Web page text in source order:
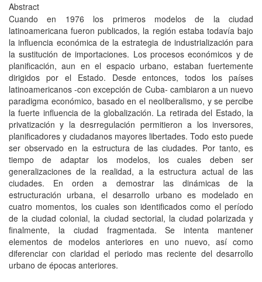
Abstract
Cuando en 1976 los primeros modelos de la ciudad
latinoamericana fueron publicados, la región estaba todavía bajo
la influencia económica de la estrategia de industrialización para
la sustitución de importaciones. Los procesos económicos y de
planificación, aun en el espacio urbano, estaban fuertemente
dirigidos por el Estado. Desde entonces, todos los países
latinoamericanos -con excepción de Cuba- cambiaron a un nuevo
paradigma económico, basado en el neoliberalismo, y se percibe
la fuerte influencia de la globalización. La retirada del Estado, la
privatización y la desrregulación permitieron a los inversores,
planificadores y ciudadanos mayores libertades. Todo esto puede
ser observado en la estructura de las ciudades. Por tanto, es
tiempo de adaptar los modelos, los cuales deben ser
generalizaciones de la realidad, a la estructura actual de las
ciudades. En orden a demostrar las dinámicas de la
estructuración urbana, el desarrollo urbano es modelado en
cuatro momentos, los cuales son identificados como el período
de la ciudad colonial, la ciudad sectorial, la ciudad polarizada y
finalmente, la ciudad fragmentada. Se intenta mantener
elementos de modelos anteriores en uno nuevo, así como
diferenciar con claridad el periodo mas reciente del desarrollo
urbano de épocas anteriores.